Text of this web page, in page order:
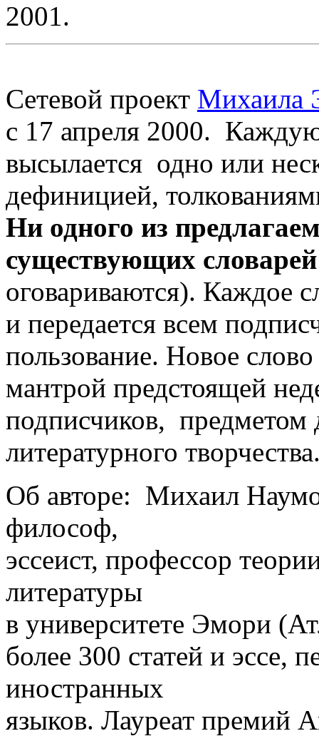
2001.
Сетевой проект Михаила
с 17 апреля 2000.
высылается одно или
дефиницией,
Ни одного из
существующих словарей
оговариваются). Каждое
и передается всем
пользование. Новое
мантрой предстоящей
подписчиков, предметом
литературного
Об авторе: Михаил
философ,
эссеист, профессор
литературы
в университете Эмори
более 300 статей и эссе,
иностранных
языков. Лауреат премий